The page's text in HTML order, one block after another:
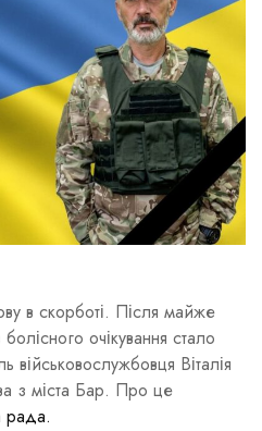
в скорботі. Після майже
очікування стало
військовослужбовця Віталія
з міста Бар. Про це
рада.